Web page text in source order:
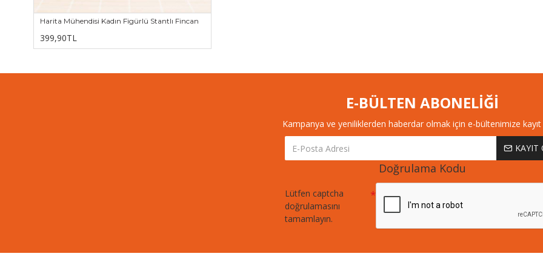
Harita Mühendisi Kadın Figürlü Stantlı Fincan
399,90TL
E-BÜLTEN ABONELİĞİ
Kampanya ve yeniliklerden haberdar olmak için e-bültenimize kayıt
KAYIT
Doğrulama Kodu
Lütfen captcha
doğrulamasını
tamamlayın.